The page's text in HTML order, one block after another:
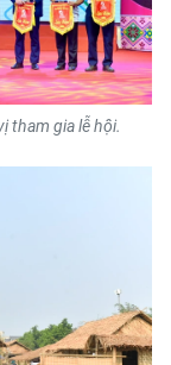
tham gia lễ hội.